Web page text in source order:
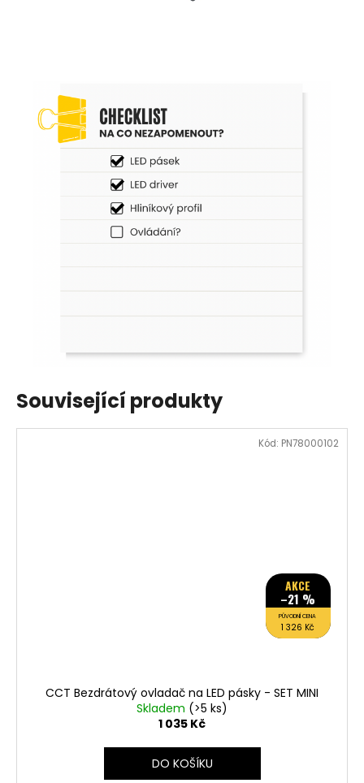
Související produkty
AKCE
–21 %
PŮVODNÍ CENA
1 326 Kč
CCT Bezdrátový ovladač na LED pásky - SET MINI
Skladem (>5 ks)
1 035 Kč
DO KOŠÍKU
Kód: PN78000102